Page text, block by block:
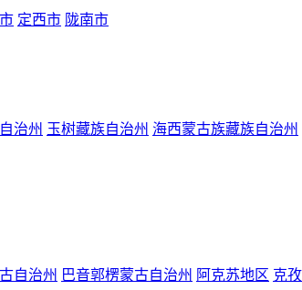
定西市 陇南市
治州 玉树藏族自治州 海西蒙古族藏族自治州
自治州 巴音郭楞蒙古自治州 阿克苏地区 克